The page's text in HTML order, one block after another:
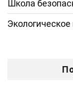
Школа